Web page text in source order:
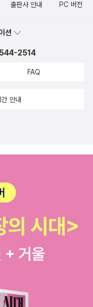
막 부분에 있는 심화학습
책을 권해주면아주 좋아
공받은 도서를 읽고 작성
출판사 안내 PC 버전
션
2514
FAQ
안내